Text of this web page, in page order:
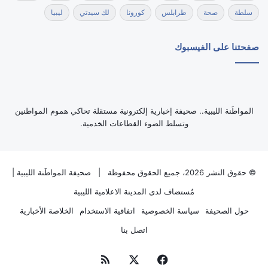
سلطة صحة طرابلس كورونا لك سيدتي ليبيا
صفحتنا على الفيسبوك
‏المواطَنة الليبية.. صحيفة إخبارية إلكترونية مستقلة تحاكي هموم المواطنين
وتسلط الضوء القطاعات الخدمية.
© حقوق النشر 2026، جميع الحقوق محفوظة | صحيفة المواطَنة الليبية
مُستضاف لدى المدينة الاعلامية الليبية
حول الصحيفة
سياسة الخصوصية اتفاقية الاستخدام
الخلاصة الأخبارية
اتصل بنا
فيسبوك ملخص